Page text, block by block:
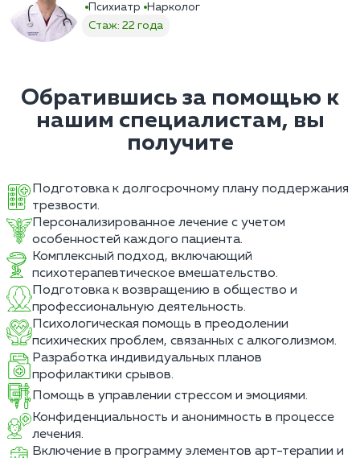
Психиатр
Нарколог
Стаж: 22 года
Обратившись за помощью к
нашим специалистам, вы
получите
Подготовка к долгосрочному плану поддержания
трезвости.
Персонализированное лечение с учетом
особенностей каждого пациента.
Комплексный подход, включающий
психотерапевтическое вмешательство.
Подготовка к возвращению в общество и
профессиональную деятельность.
Психологическая помощь в преодолении
психических проблем, связанных с алкоголизмом.
Разработка индивидуальных планов
профилактики срывов.
Помощь в управлении стрессом и эмоциями.
Конфиденциальность и анонимность в процессе
лечения.
Включение в программу элементов арт-терапии и